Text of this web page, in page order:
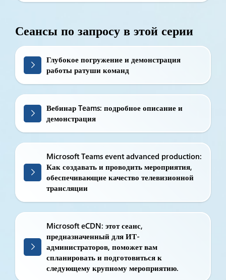
Сеансы по запросу в этой серии
Глубокое погружение и демонстрация
работы ратуши команд
Вебинар Teams: подробное описание и
демонстрация
Microsoft Teams event advanced production:
Как создавать и проводить мероприятия,
обеспечивающие качество телевизионной
трансляции
Microsoft eCDN: этот сеанс,
предназначенный для ИТ-
администраторов, поможет вам
спланировать и подготовиться к
следующему крупному мероприятию.